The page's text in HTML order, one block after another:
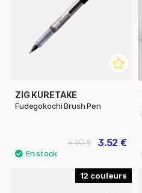
ZIG KURETAKE
Fudegokochi Brush Pen
3.52 €
4.40 €
12